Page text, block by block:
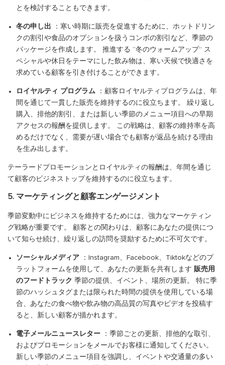
とを検討することもできます。
冬の申し出
：寒い時期に販売を促進するために、ホットドリン
クの割引や食品のオプションを扱うコンボの割引など、季節の
パッケージを作成します。 推進する “冬のウォームアップ” ス
ペシャルや休日をテーマにした飲み物は、寒い天候で快適さを
求めている顧客を引き付けることができます。
ロイヤルティ プログラム
：顧客ロイヤルティプログラムは、年
間を通じて一貫した販売を維持するのに役立ちます。 繰り返し
購入、排他的割引、または新しい季節のメニュー項目への早期
アクセスの報酬を提供します。 この戦略は、顧客の維持率を高
めるだけでなく、需要が遅い場合でも顧客が返品を続ける理由
を生み出します。
テーラードプロモーションとロイヤルティの報酬は、年間を通じ
て顧客のビジネストップを維持するのに役立ちます。
5. マーケティングと顧客エンゲージメント
季節変動中にビジネスを維持するためには、強力なマーケティン
グ戦略が重要です。 顧客との関わりは、顧客にあなたの提供につ
いて知らせ続け、繰り返しの訪問を奨励するために不可欠です。
ソーシャルメディア
：Instagram、Facebook、Tiktokなどのプ
ラットフォームを使用して、あなたの更新を共有します 販売用
のフードトラック 季節の提供、イベント、場所の更新。 特に季
節のハッシュタグまたは限られた時間の提供を使用している場
合、あなたの食べ物や飲み物の高品質の写真やビデオを投稿す
ると、新しい顧客が描かれます。
電子メールニュースレター
：季節ごとの更新、排他的な取引、
およびプロモーションをメールでお客様に通知してください。
新しい季節のメニュー項目を強調し、イベントや交通量の多い